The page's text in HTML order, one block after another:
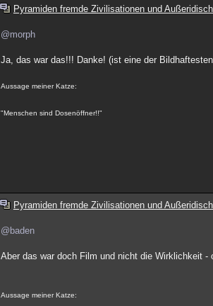
Pyramiden fremde Zivilisationen und
@morph
Ja, das war das!!! Danke! (ist eine der
Aussage meiner Katze:
"Menschen sind Dosenöffner!!"
Pyramiden fremde Zivilisationen und
@baden
Aber das war doch Film und nicht die Wirklichkeit -
Aussage meiner Katze: